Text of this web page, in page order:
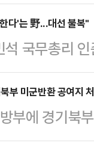
로 현장에
전석에서 의
리를 깨고
론이 나지 않
알려졌다.강
회의에서 이
위원장은 발
회에서 지명
령 …
다'는 野...대선 불복"
국무총리
행위"라고 비
핑을 열고 "
에 협조할
은 내란 동조
부 미군반환 공여지
부에 경기북